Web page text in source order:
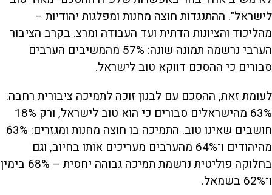
לישראל". ההתנגדות חוצה מחנות ומפלגות יהודיות –
מהליכוד והציונות הדתית ועד העבודה ומרצ. בקרב הציבור
הערבי נרשמה תמונה שונה: 57% מהמשיבים הערבים
סבורים כי ההסכם דווקא טוב לישראל.
לעומת זאת, ההסכם עם לבנון זוכה לתמיכה ציבורית רחבה.
63% מהישראלים סבורים כי הוא טוב לישראל, ורק 18%
חושבים שאינו טוב. התמיכה בו חוצה מחנות ומגזרים: 63%
מהיהודים ו־64% מהערבים מעריכים אותו בחיוב, וגם
בחלוקה פוליטית נרשמת תמיכה גבוהה יחסית – 68% בימין
ו־62% בשמאל.